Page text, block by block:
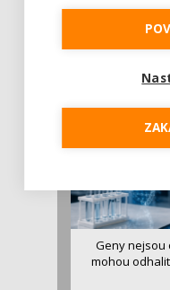
Pojem
v oblasti zdraví,
Geny nejsou
mohou